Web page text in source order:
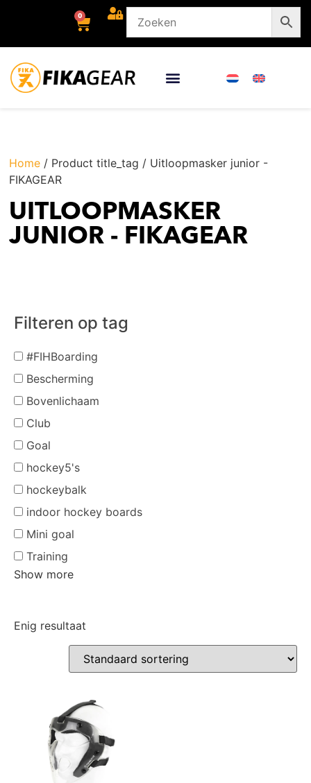
0
Home / Product title_tag / Uitloopmasker junior -
FIKAGEAR
UITLOOPMASKER
JUNIOR - FIKAGEAR
Filteren op tag
#FIHBoarding
Bescherming
Bovenlichaam
Club
Goal
hockey5's
hockeybalk
indoor hockey boards
Mini goal
Training
Show more
Enig resultaat